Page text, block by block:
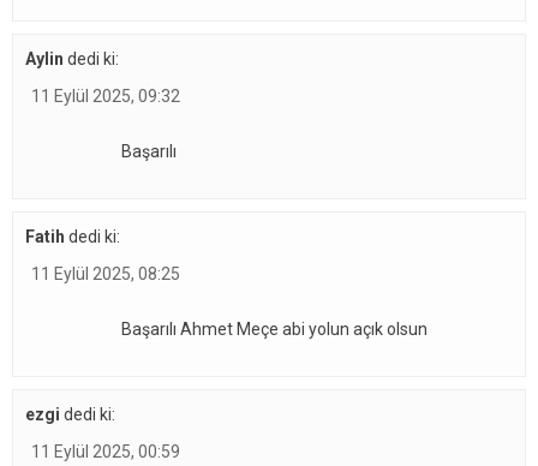
Aylin dedi ki:
11 Eylül 2025, 09:32
Başarılı
Fatih dedi ki:
11 Eylül 2025, 08:25
Başarılı Ahmet Meçe abi yolun açık olsun
ezgi dedi ki:
11 Eylül 2025, 00:59